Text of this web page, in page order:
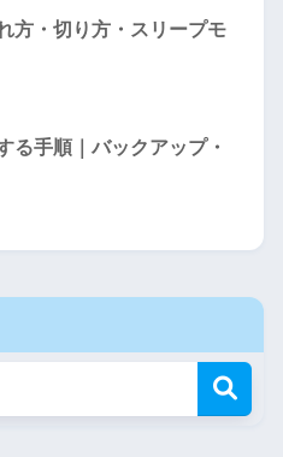
方・切り方・スリープモ
る手順｜バックアップ・